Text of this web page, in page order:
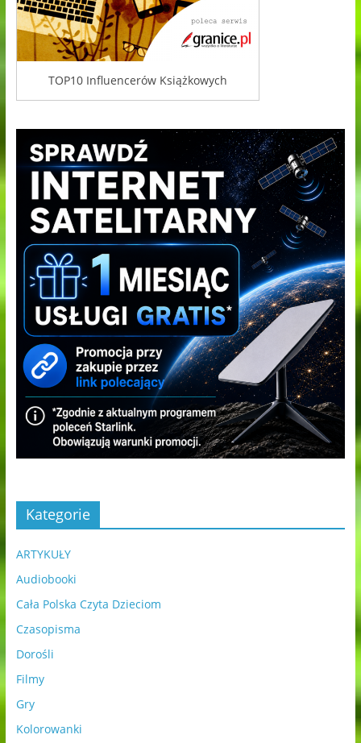
TOP10 Influencerów Książkowych
Kategorie
ARTYKUŁY
Audiobooki
Cała Polska Czyta Dzieciom
Czasopisma
Dorośli
Filmy
Gry
Kolorowanki